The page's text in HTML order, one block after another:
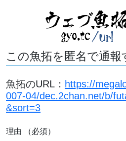
この魚拓を匿名で通報
魚拓のURL： https://
007-04/dec.2chan.net/b/
&sort=3
理由 （必須）